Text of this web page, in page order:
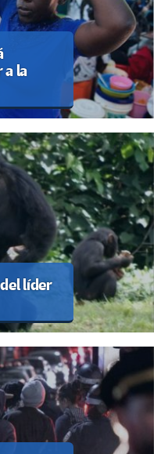
a la
líder